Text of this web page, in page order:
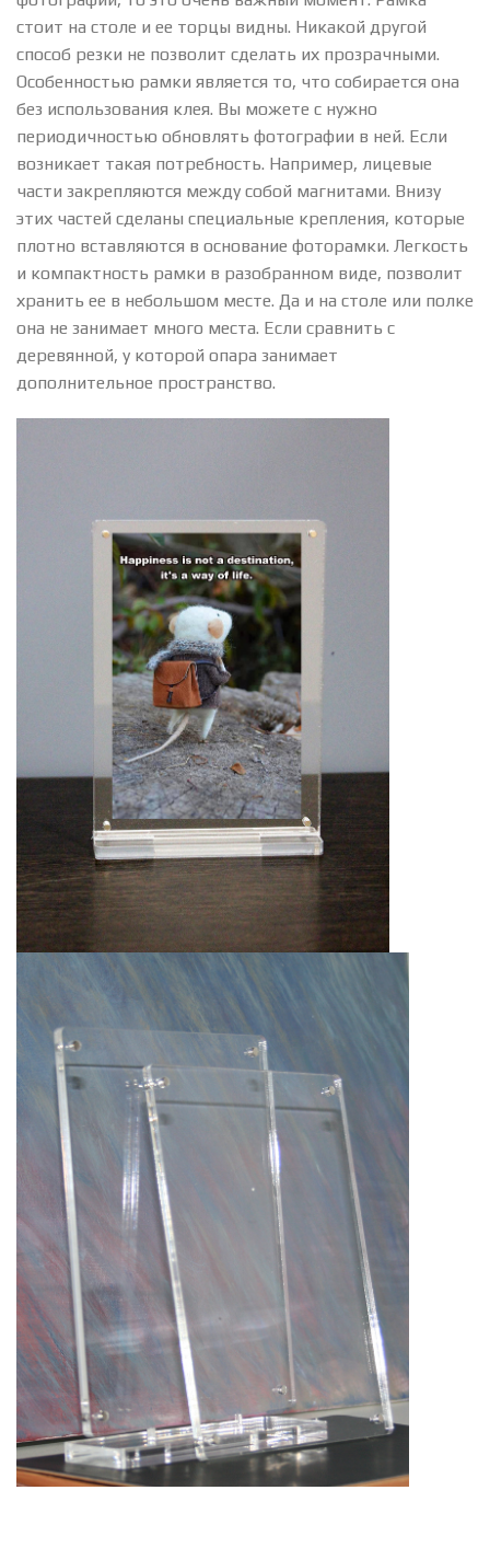
стоит на столе и ее торцы видны. Никакой другой
способ резки не позволит сделать их прозрачными.
Особенностью рамки является то, что собирается она
без использования клея. Вы можете с нужно
периодичностью обновлять фотографии в ней. Если
возникает такая потребность. Например, лицевые
части закрепляются между собой магнитами. Внизу
этих частей сделаны специальные крепления, которые
плотно вставляются в основание фоторамки. Легкость
и компактность рамки в разобранном виде, позволит
хранить ее в небольшом месте. Да и на столе или полке
она не занимает много места. Если сравнить с
деревянной, у которой опара занимает
дополнительное пространство.